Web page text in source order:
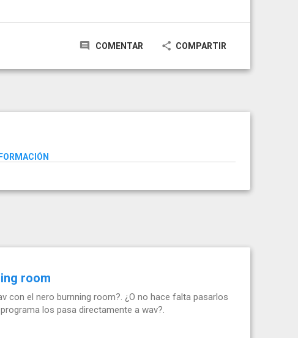
COMENTAR COMPARTIR
room
con el nero burnning room?. ¿O no hace falta pasarlos
los pasa directamente a wav?.